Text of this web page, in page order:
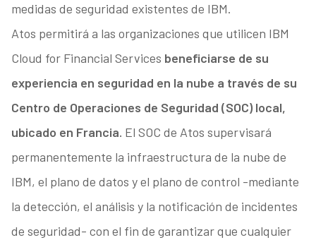
medidas de seguridad existentes de IBM.
Atos permitirá a las organizaciones que utilicen IBM
Cloud for Financial Services beneficiarse de su
experiencia en seguridad en la nube a través de su
Centro de Operaciones de Seguridad (SOC) local,
ubicado en Francia. El SOC de Atos supervisará
permanentemente la infraestructura de la nube de
IBM, el plano de datos y el plano de control -mediante
la detección, el análisis y la notificación de incidentes
de seguridad- con el fin de garantizar que cualquier